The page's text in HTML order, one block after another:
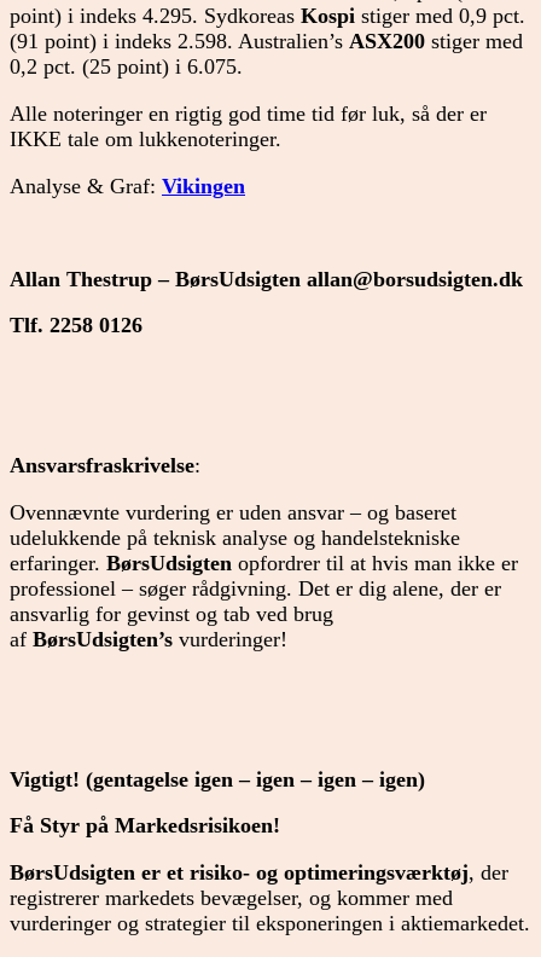
point) i indeks 4.295. Sydkoreas Kospi stiger med 0,9 pct.
(91 point) i indeks 2.598. Australien’s ASX200 stiger med
0,2 pct. (25 point) i 6.075.
Alle noteringer en rigtig god time tid før luk, så der er
IKKE tale om lukkenoteringer.
Analyse & Graf: Vikingen
Allan Thestrup – BørsUdsigten allan@borsudsigten.dk
Tlf. 2258 0126
Ansvarsfraskrivelse:
Ovennævnte vurdering er uden ansvar – og baseret
udelukkende på teknisk analyse og handelstekniske
erfaringer. BørsUdsigten opfordrer til at hvis man ikke er
professionel – søger rådgivning. Det er dig alene, der er
ansvarlig for gevinst og tab ved brug
af BørsUdsigten’s vurderinger!
Vigtigt! (gentagelse igen – igen – igen – igen)
Få Styr på Markedsrisikoen!
BørsUdsigten er et risiko- og optimeringsværktøj, der
registrerer markedets bevægelser, og kommer med
vurderinger og strategier til eksponeringen i aktiemarkedet.